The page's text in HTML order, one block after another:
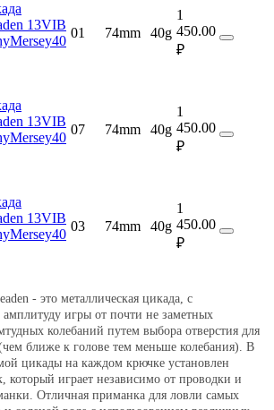
13VIB
01 74mm 40g
1
450.00
₽
13VIB
07 74mm 40g
1
450.00
₽
13VIB
03 74mm 40g
1
450.00
₽
- это металлическая цикада, с
игры от почти не заметных
колебаний путем выбора отверстия для
ближе к голове тем меньше колебания). В
цикады на каждом крючке установлен
который играет независимо от проводки и
Отличная приманка для ловли самых